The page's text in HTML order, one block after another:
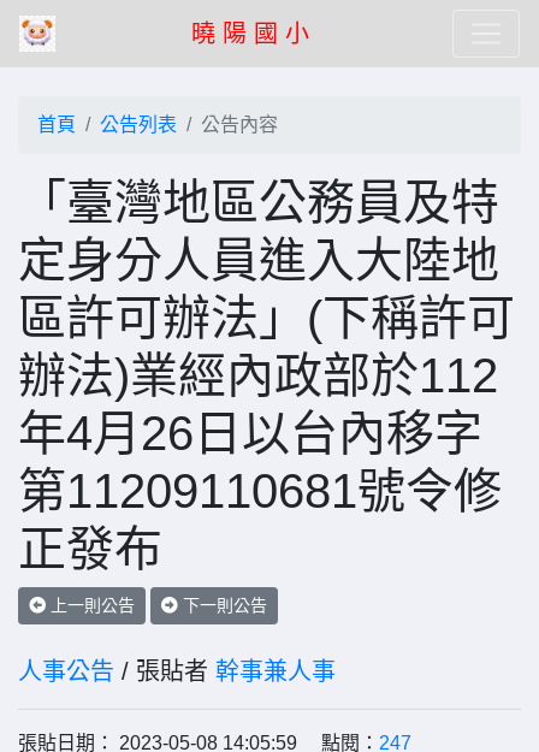
曉 陽 國 小
首頁 公告列表 公告內容
「臺灣地區公務員及特
定身分人員進入大陸地
區許可辦法」(下稱許可
辦法)業經內政部於112
年4月26日以台內移字
第11209110681號令修
正發布
上一則公告 下一則公告
人事公告 / 張貼者 幹事兼人事
張貼日期： 2023-05-08 14:05:59 點閱： 247